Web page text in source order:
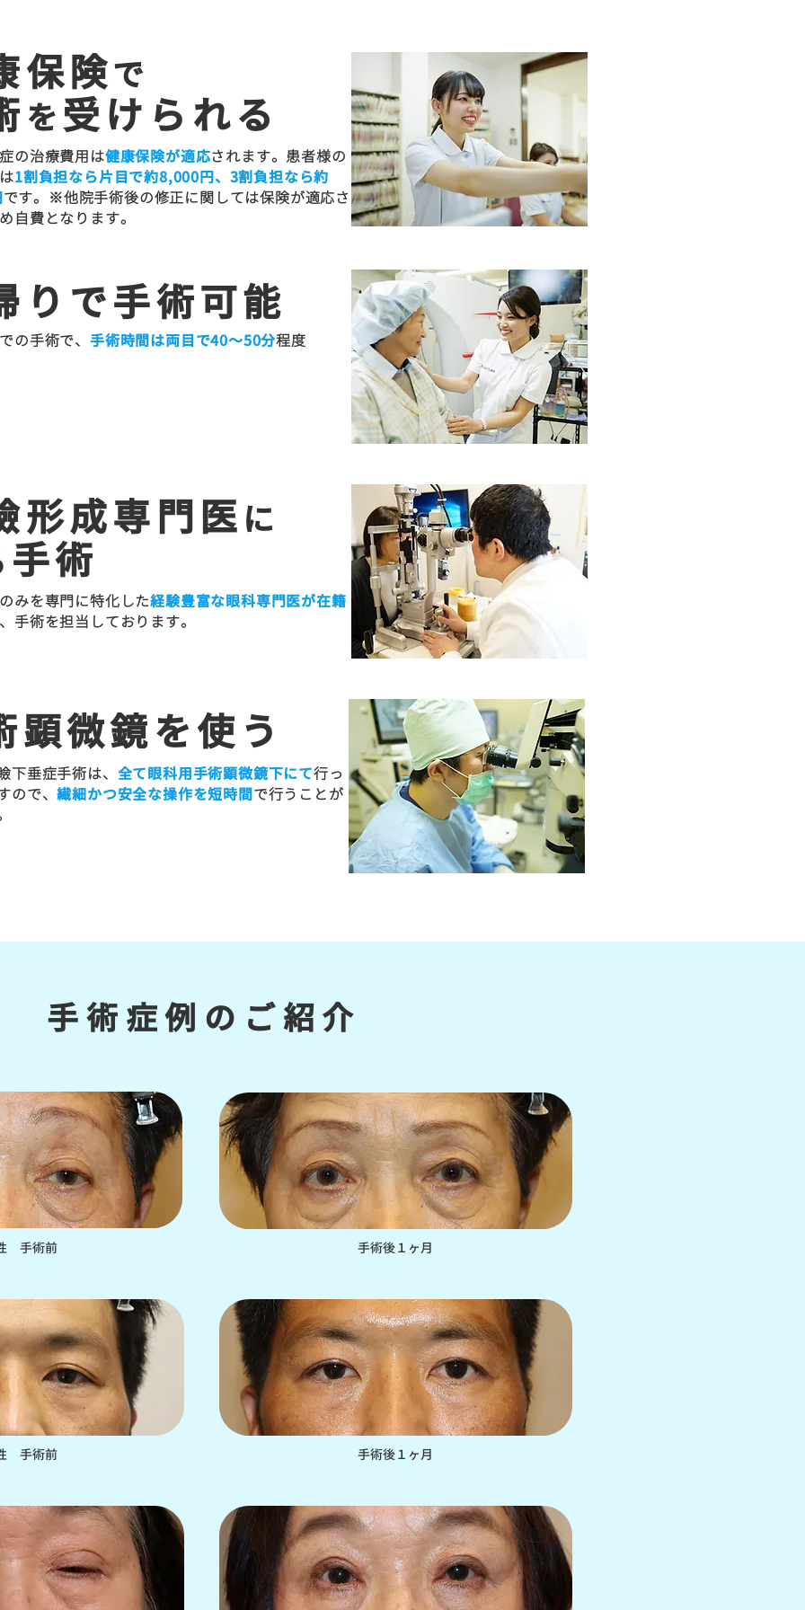
保険で
を受けられる
の治療費用は健康保険が適応されます。患者様の
1割負担なら片目で約8,000円、3割負担なら約
です。※他院手術後の修正に関しては保険が適応さ
自費となります。
りで手術可能
の手術で、 手術時間は両目で40〜50分程度
形成専門医 に
手術
みを専門に特化した経験豊富な眼科専門医が在籍
手術を担当しております。
顕微鏡を使う
下垂症手術は、 全て眼科用手術顕微鏡下にて行っ
ので、繊細かつ安全な操作を短時間で行うことが
手術症例のご紹介
手術前 手術後１ヶ月
手術前 手術後１ヶ月